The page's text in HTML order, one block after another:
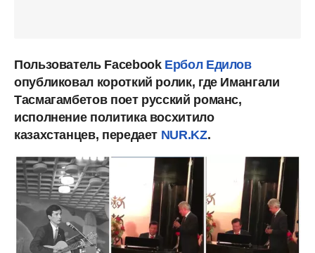
Пользователь Facebook Ербол Едилов
опубликовал короткий ролик, где Имангали
Тасмагамбетов поет русский романс,
исполнение политика восхитило
казахстанцев, передает NUR.KZ.